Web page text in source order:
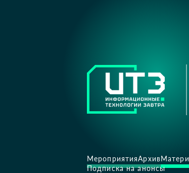
МероприятияАрхив
Подписка на анонсы